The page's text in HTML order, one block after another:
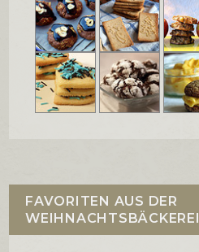
FAVORITEN AUS DER
WEIHNACHTSBÄCKEREI